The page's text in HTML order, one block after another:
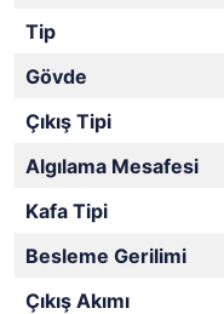
Tip
Gövde
Çıkış Tipi
Algılama Mesafesi
Kafa Tipi
Besleme Gerilimi
Çıkış Akımı